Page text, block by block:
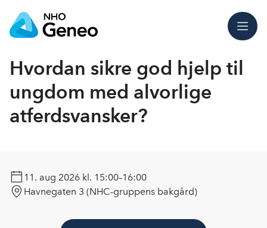
Meny
Hvordan sikre god hjelp til
ungdom med alvorlige
atferdsvansker?
11. aug 2026 kl. 15:00–16:00
Havnegaten 3 (NHC-gruppens bakgård)